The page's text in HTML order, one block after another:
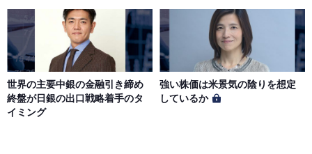
世界の主要中銀の金融引き締め
終盤が日銀の出口戦略着手のタ
イミング
強い株価は米景気の陰りを想定
しているか